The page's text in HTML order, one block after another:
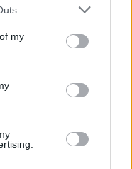
one or more Google
You may click to
third-party tags to
in below Google
my
ben New-
20
jazz története
24 részes TV
hazai
Band
Mise
emlékére
s több